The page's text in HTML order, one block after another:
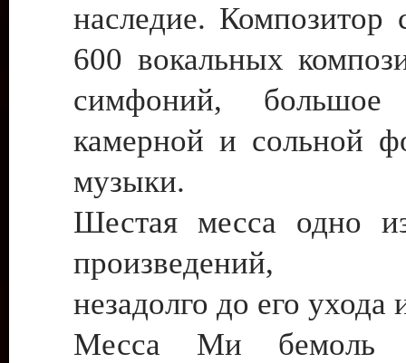
наследие. Композитор
600 вокальных
симфоний, большое
камерной и сольной
музыки.
Шестая месса одно
произведений,
незадолго до его ухода
Месса Ми бемоль